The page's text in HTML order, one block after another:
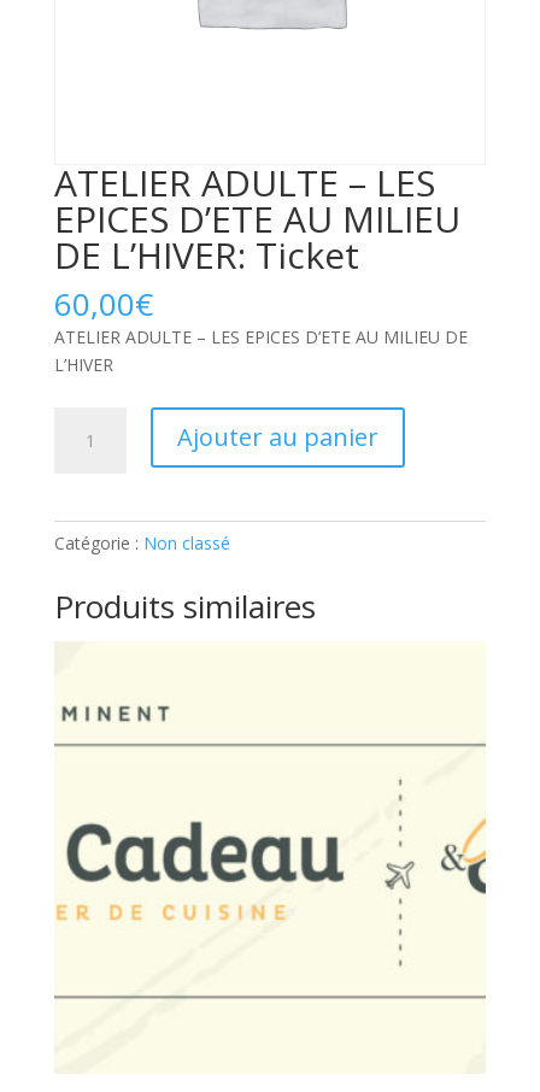
ATELIER ADULTE – LES
EPICES D’ETE AU MILIEU
DE L’HIVER: Ticket
60,00€
ATELIER ADULTE – LES EPICES D’ETE AU MILIEU DE
L’HIVER
D’ETE
AU
L’HIVER:
Ticket
Ajouter au panier
Catégorie : Non classé
Produits similaires